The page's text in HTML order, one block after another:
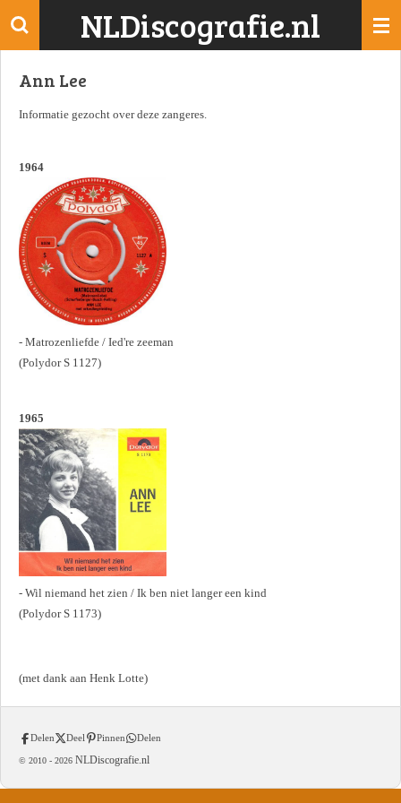
Ga
de
NLDiscografie.nl
Ann Lee
Informatie gezocht over deze zangeres.
1964
- Matrozenliefde / Ied're zeeman
(Polydor S 1127)
1965
- Wil niemand het zien / Ik ben niet langer een kind
(Polydor S 1173)
(met dank aan Henk Lotte)
Delen Deel Pinnen Delen
© 2010 - 2026 NLDiscografie.nl